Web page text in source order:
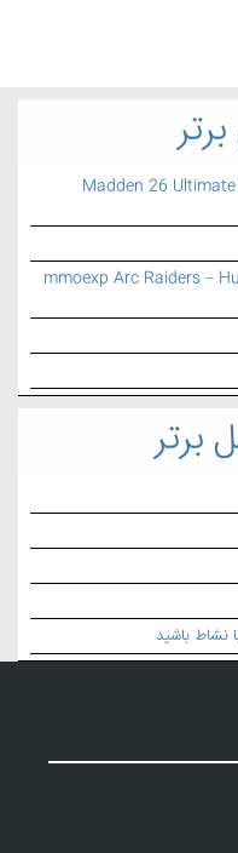
Madden 26
mmoexp Arc Raiders –
برتر
نشاط باشید